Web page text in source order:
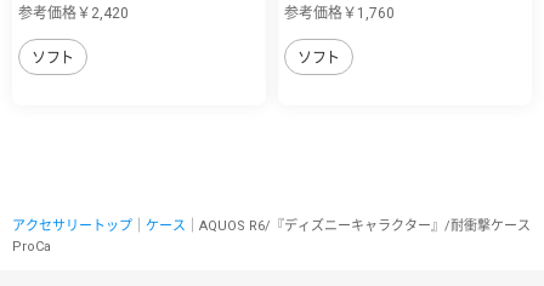
参考価格￥2,420
ソフト
参考価格￥1,760
ソフト
アクセサリートップ ケース ｜AQUOS R6/『ディズニーキャラクター』/耐衝撃ケース
ProCa